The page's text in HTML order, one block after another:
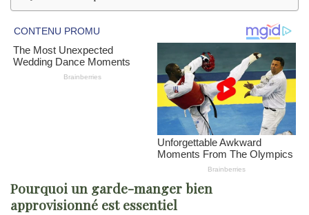
Pourquoi un garde-manger bien
approvisionné est essentiel